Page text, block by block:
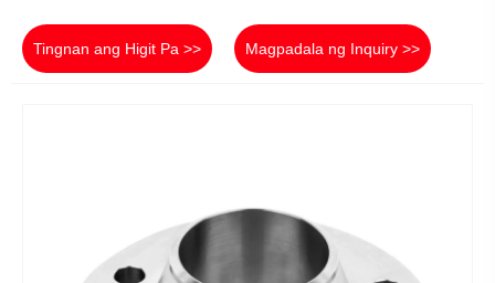
Tingnan ang Higit Pa >> Magpadala ng Inquiry >>